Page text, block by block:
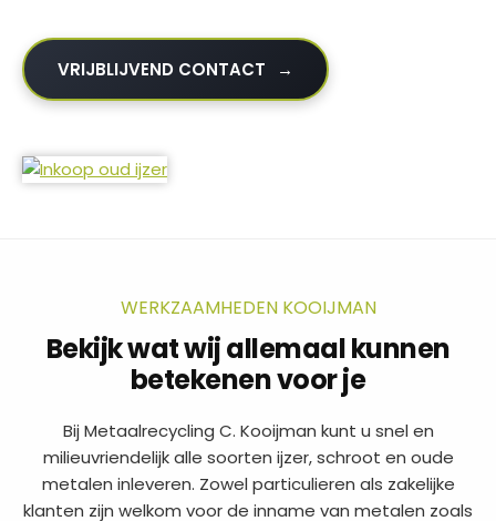
VRIJBLIJVEND CONTACT
WERKZAAMHEDEN KOOIJMAN
Bekijk wat wij allemaal kunnen
betekenen voor je
Bij Metaalrecycling C. Kooijman kunt u snel en
milieuvriendelijk alle soorten ijzer, schroot en oude
metalen inleveren. Zowel particulieren als zakelijke
klanten zijn welkom voor de inname van metalen zoals